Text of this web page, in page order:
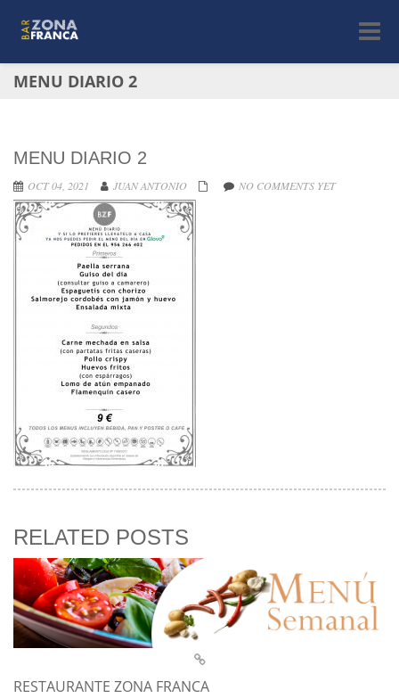
Toggle
MENU DIARIO 2
MENU DIARIO 2
OCT 04, 2021 JUAN ANTONIO NO COMMENTS YET
RELATED POSTS
RESTAURANTE ZONA FRANCA